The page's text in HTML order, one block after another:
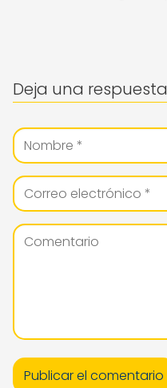
Deja una respuesta